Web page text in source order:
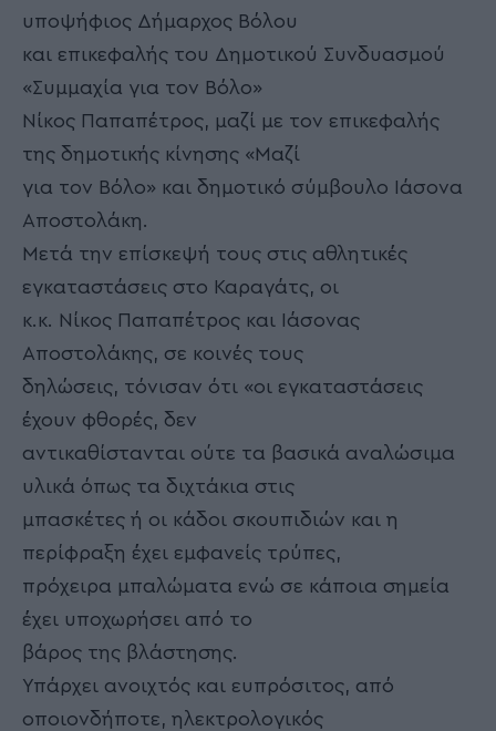
υποψήφιος Δήμαρχος Βόλου
και επικεφαλής του Δημοτικού Συνδυασμού
«Συμμαχία για τον Βόλο»
Νίκος Παπαπέτρος, μαζί με τον επικεφαλής
της δημοτικής κίνησης «Μαζί
για τον Βόλο» και δημοτικό σύμβουλο Ιάσονα
Αποστολάκη.
Μετά την επίσκεψή τους στις αθλητικές
εγκαταστάσεις στο Καραγάτς, οι
κ.κ. Νίκος Παπαπέτρος και Ιάσονας
Αποστολάκης, σε κοινές τους
δηλώσεις, τόνισαν ότι «οι εγκαταστάσεις
έχουν φθορές, δεν
αντικαθίστανται ούτε τα βασικά αναλώσιμα
υλικά όπως τα διχτάκια στις
μπασκέτες ή οι κάδοι σκουπιδιών και η
περίφραξη έχει εμφανείς τρύπες,
πρόχειρα μπαλώματα ενώ σε κάποια σημεία
έχει υποχωρήσει από το
βάρος της βλάστησης.
Υπάρχει ανοιχτός και ευπρόσιτος, από
οποιονδήποτε, ηλεκτρολογικός